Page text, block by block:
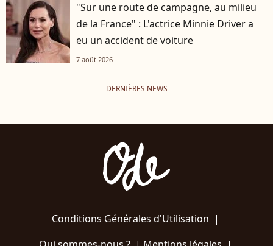
"Sur une route de campagne, au milieu
de la France" : L'actrice Minnie Driver a
eu un accident de voiture
7 août 2026
DERNIÈRES NEWS
Conditions Générales d'Utilisation |